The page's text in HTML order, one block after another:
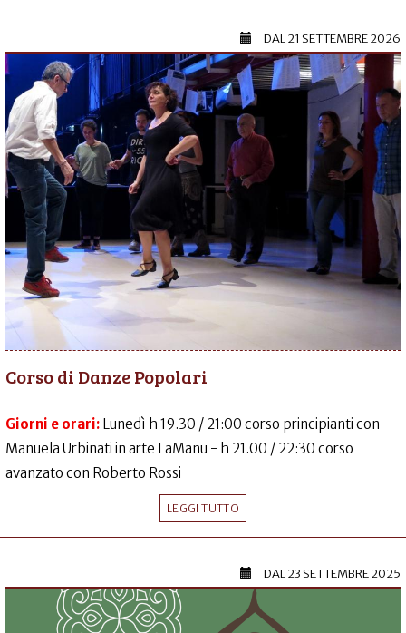
DAL21 SETTEMBRE 2026
Corso di Danze Popolari
Giorni e orari: Lunedì h 19.30 / 21:00 corso principianti con
Manuela Urbinati in arte LaManu - h 21.00 / 22:30 corso
avanzato con Roberto Rossi
LEGGI TUTTO
DAL23 SETTEMBRE 2025